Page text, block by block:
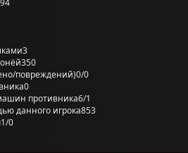
3
350
повреждений)0/0
0
противника6/1
данного игрока853
1/0